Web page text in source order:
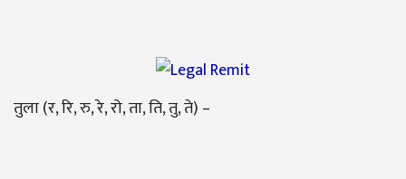
तुला (र, रि, रु, रे, रो, ता, ति, तु, ते) –